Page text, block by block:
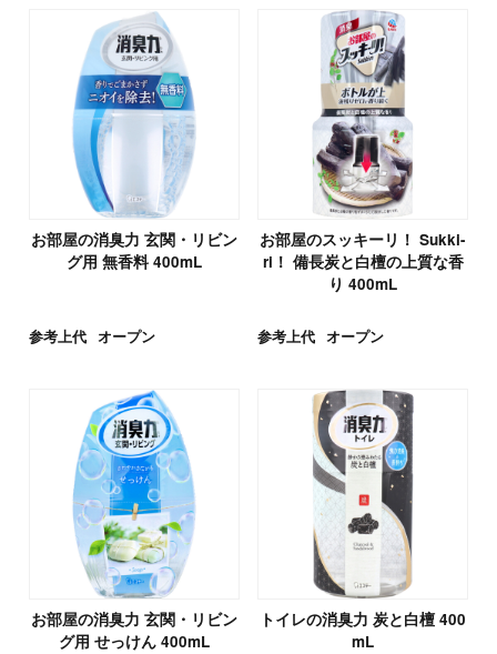
お部屋の消臭力 玄関・リビン
グ用 無香料 400mL
参考上代 オープン
お部屋のスッキーリ！ Sukki-
ri！ 備長炭と白檀の上質な香
り 400mL
参考上代 オープン
お部屋の消臭力 玄関・リビン
グ用 せっけん 400mL
トイレの消臭力 炭と白檀 400
mL